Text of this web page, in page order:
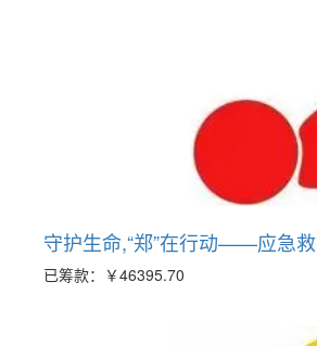
守护生命,“郑”在行动——应急
已筹款： ￥46395.70